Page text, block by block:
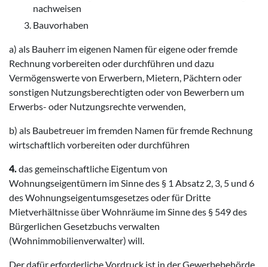
nachweisen
Bauvorhaben
a) als Bauherr im eigenen Namen für eigene oder fremde
Rechnung vorbereiten oder durchführen und dazu
Vermögenswerte von Erwerbern, Mietern, Pächtern oder
sonstigen Nutzungsberechtigten oder von Bewerbern um
Erwerbs- oder Nutzungsrechte verwenden,
b) als Baubetreuer im fremden Namen für fremde Rechnung
wirtschaftlich vorbereiten oder durchführen
4.das gemeinschaftliche Eigentum von
Wohnungseigentümern im Sinne des § 1 Absatz 2, 3, 5 und 6
des Wohnungseigentumsgesetzes oder für Dritte
Mietverhältnisse über Wohnräume im Sinne des § 549 des
Bürgerlichen Gesetzbuchs verwalten
(Wohnimmobilienverwalter) will.
Der dafür erforderliche Vordruck ist in der Gewerbebehörde